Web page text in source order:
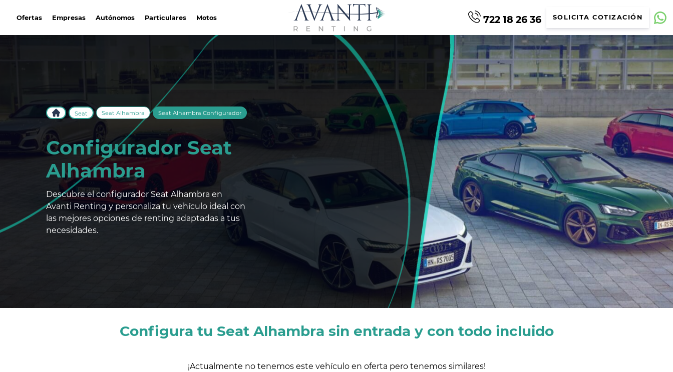
Ofertas Empresas Autónomos Particulares Motos 722 18 26 36 SOLICITA COTIZACIÓN
Seat Seat Alhambra Seat Alhambra Configurador
Configurador Seat
Alhambra
Descubre el configurador Seat Alhambra en
Avanti Renting y personaliza tu vehículo ideal con
las mejores opciones de renting adaptadas a tus
necesidades.
Configura tu Seat Alhambra sin entrada y con todo incluido
¡Actualmente no tenemos este vehículo en oferta pero tenemos similares!